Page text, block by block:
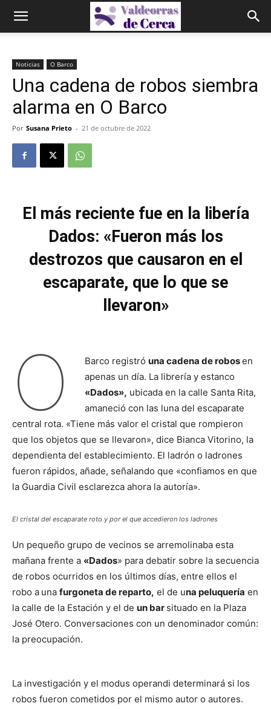
Noticias O Barco
Una cadena de robos siembra
alarma en O Barco
Por Susana Prieto - 21 de octubre de 2022
El más reciente fue en la libería
Dados: «Fueron más los
destrozos que causaron en el
escaparate, que lo que se
llevaron»
O Barco registró una cadena de robosen
apenas un día. La librería y estanco
«Dados», ubicada en la calle Santa Rita,
amaneció con las luna del escaparate
central rota. «Tiene más valor el cristal que rompieron
que los objetos que se llevaron», dice Bianca Vitorino, la
dependienta del establecimiento. El ladrón o ladrones
fueron rápidos, añade, señalando que «confiamos en que
la Guardia Civil esclarezca ahora la autoría».
El cristal del escaparate roto y por el que accedieron los ladrones
Un pequeño grupo de vecinos se arremolinaba esta
mañana frente a «Dados» para debatir sobre la secuencia
de robos ocurridos en los últimos días, entre ellos el
robo a una furgoneta de reparto, el de una peluquería en
la calle de la Estación y el de un bar situado en la Plaza
José Otero. Conversaciones con un denominador común:
la preocupación.
La investigación y el modus operandi determinará si los
robos fueron cometidos por el mismo autor o autores.